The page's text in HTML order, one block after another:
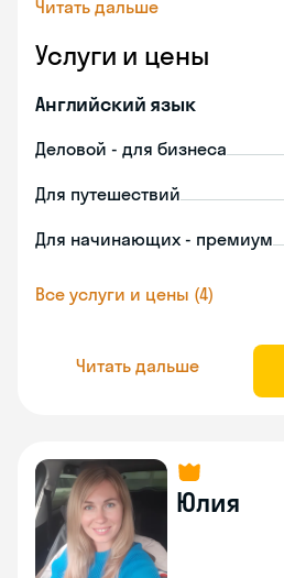
Читать дальше
Услуги и цены
Английский язык
Деловой - для бизнеса
Для путешествий
Для начинающих - премиум
Все услуги и цены (4)
Читать дальше
Юлия